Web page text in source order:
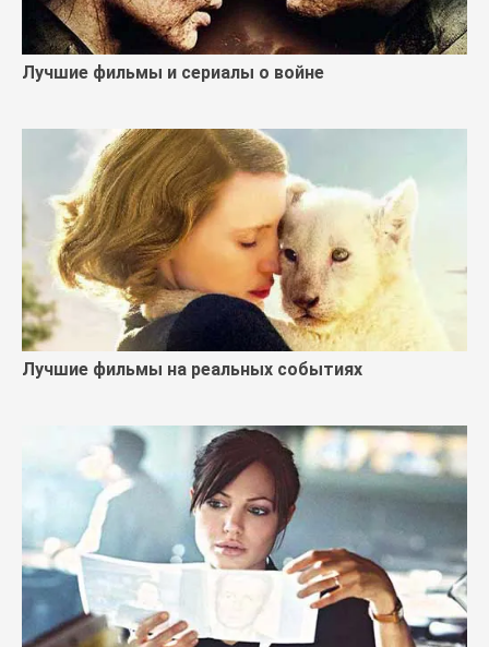
Лучшие фильмы и сериалы о войне
Лучшие фильмы на реальных событиях